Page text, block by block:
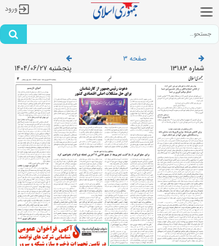
ورود
صفحه 3
شماره 13183
پنجشنبه 1404/06/27